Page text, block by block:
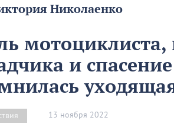
Николаенко
и
13 ноября 2022